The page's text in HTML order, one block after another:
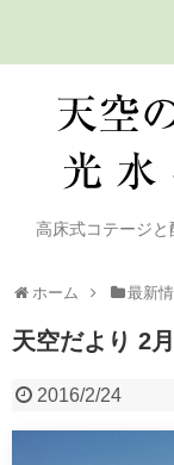
高床式コテージと
ホーム 最新
天空だより 2
2016/2/24